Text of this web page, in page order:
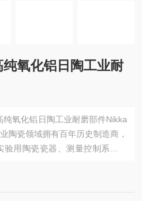
纯氧化铝日陶工业耐
纯氧化铝日陶工业耐磨部件Nikka
陶瓷领域拥有百年历史制造商，
用陶瓷瓷器、测量控制系统、
陶瓷（氧传感器、陶瓷过滤器